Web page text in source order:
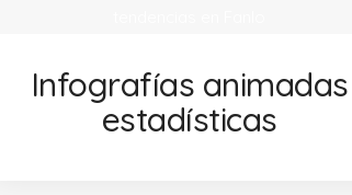
Infografías animadas
estadísticas